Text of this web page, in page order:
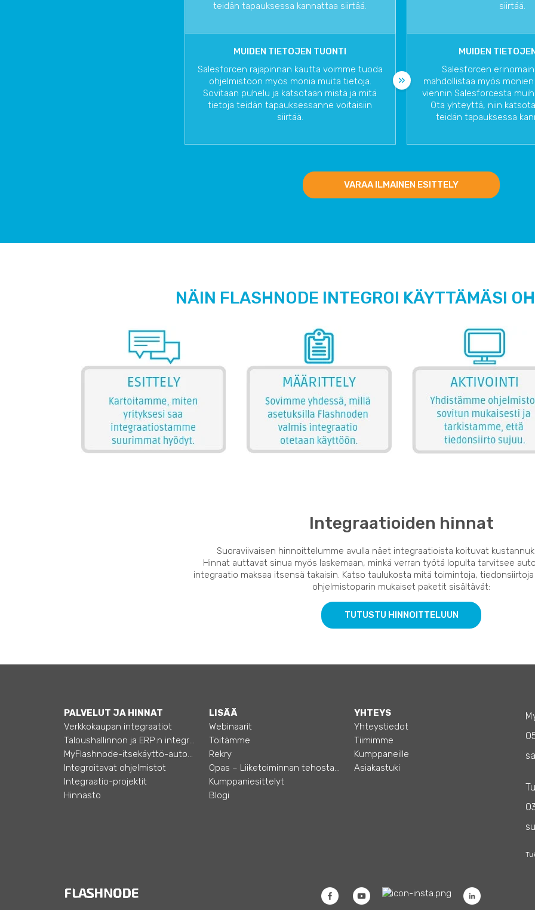
teidän tapauksessa kannattaa siirtää.
siirtää.
MUIDEN TIETOJEN TUONTI
Salesforcen rajapinnan kautta voimme tuoda
ohjelmistoon myös monia muita tietoja.
Sovitaan puhelu ja katsotaan mistä ja mitä
tietoja teidän tapauksessanne voitaisiin
siirtää.
MUIDEN
Salesforcen
mahdollistaa myös
viennin Salesforcesta
Ota yhteyttä, niin
teidän tapauksessa
VARAA ILMAINEN ESITTELY
NÄIN FLASHNODE INTEGROI KÄYTTÄMÄSI
Integraatioiden hinnat
Suoraviivaisen hinnoittelumme avulla näet integraatioista koituvat
Hinnat auttavat sinua myös laskemaan, minkä verran työtä lopulta tarvitsee
integraatio maksaa itsensä takaisin. Katso taulukosta mitä toimintoja,
ohjelmistoparin mukaiset paketit sisältävät:
TUTUSTU HINNOITTELUUN
PALVELUT JA HINNAT
Verkkokaupan integraatiot
Taloushallinnon ja ERP:n integraatiot
MyFlashnode-itsekäyttö-automaatio
Integroitavat ohjelmistot
Integraatio-projektit
Hinnasto
LISÄÄ
Webinaarit
Töitämme
Rekry
Opas – Liiketoiminnan tehostamiseen
Kumppaniesittelyt
Blogi
YHTEYS
Yhteystiedot
Tiimimme
Kumppaneille
Asiakastuki